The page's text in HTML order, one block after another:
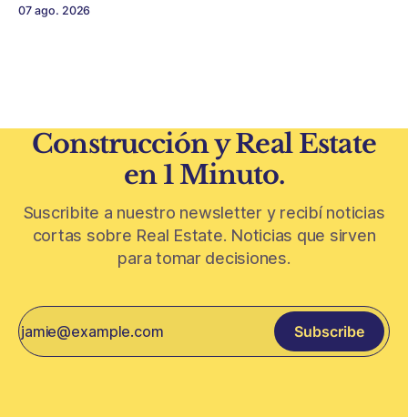
Conurbano vuelve a ganar protagonismo en el mapa
07 ago. 2026
Construcción y Real Estate
en 1 Minuto.
Suscribite a nuestro newsletter y recibí noticias
cortas sobre Real Estate. Noticias que sirven
para tomar decisiones.
Subscribe